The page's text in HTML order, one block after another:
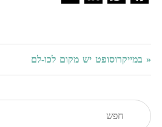
« במייקרוסופט יש מקום לכו-לם